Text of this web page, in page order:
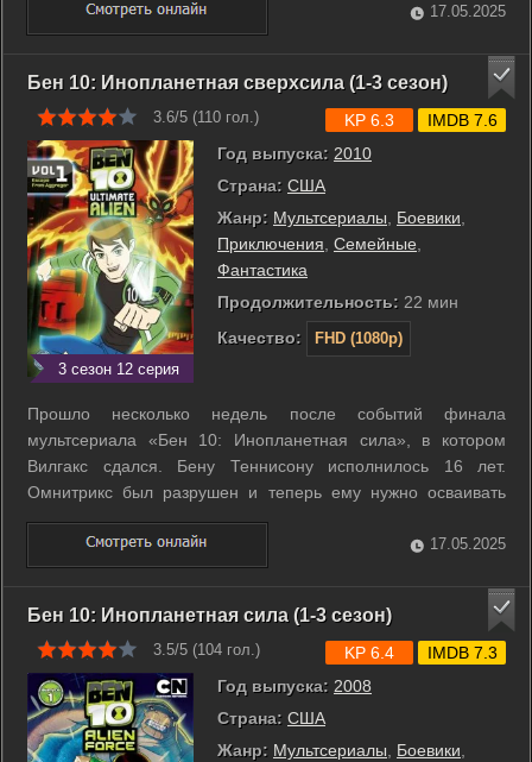
вернуться домой, Тюлип придется раскрыть все эти
секреты. ...
17.05.2025
Бен 10: Инопланетная сверхсила (1-3 сезон)
3.6/5 (110 гол.)
3 сезон 12 серия
Год выпуска: 2010
Страна: США
Жанр: Мультсериалы, Боевики,
Приключения, Семейные,
Фантастика
Продолжительность: 22 мин
Качество:
FHD (1080p)
KP 6.3 IMDB 7.6
Прошло несколько недель после событий финала
мультсериала «Бен 10: Инопланетная сила», в котором
Вилгакс сдался. Бену Теннисону исполнилось 16 лет.
Омнитрикс был разрушен и теперь ему нужно осваивать
секреты Ультиматрикса - новая версия Омнитрикса, которая
даёт доступ ко всем прошлым формам и способностям, а
также позволяет ему развивать более ...
17.05.2025
Бен 10: Инопланетная сила (1-3 сезон)
3.5/5 (104 гол.)
Год выпуска: 2008
Страна: США
Жанр: Мультсериалы Боевики
KP 6.4 IMDB 7.3